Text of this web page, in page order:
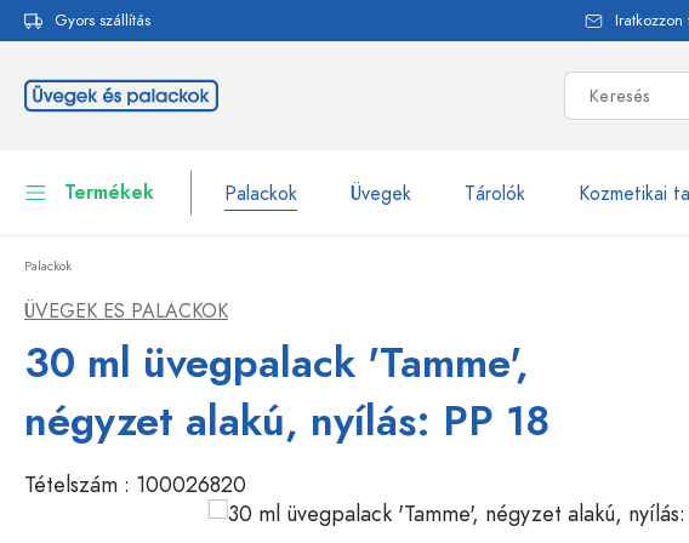
Ugrás a fő navigációhoz
Gyors szállítás
Termékek Palackok Üvegek Tárolók Kozmetikai
Üvegek
Edények
Kozmetikai tartályok
Palackok márka szerint
Csatos üvegpalackok
Palackok
ÜVEGEK ES PALACKOK
30 ml üvegpalack 'Tamme',
négyzet alakú, nyílás: PP 18
Tételszám : 100026820